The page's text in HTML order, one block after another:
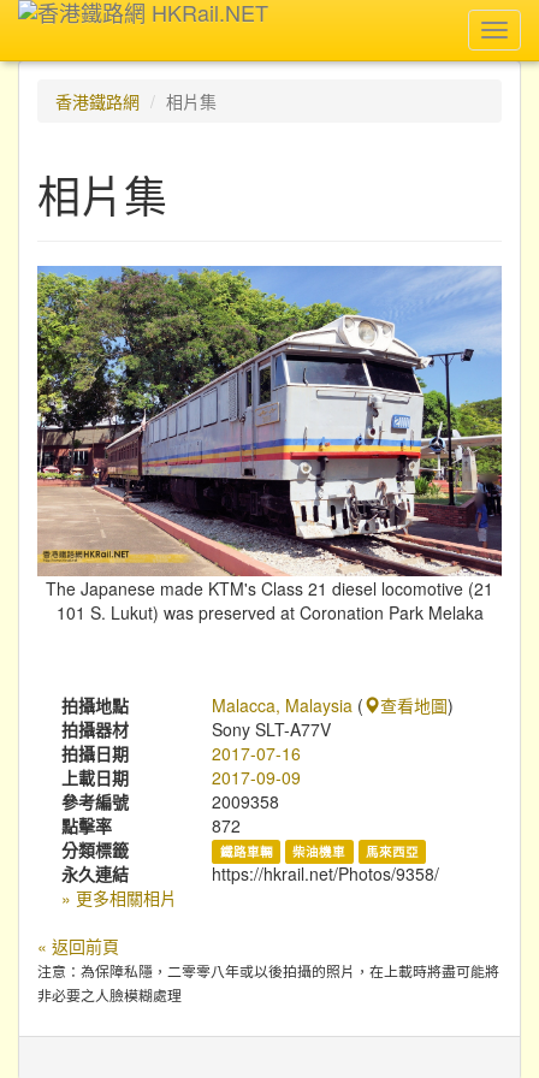
香港鐵路網
相片集
相片集
The Japanese made KTM's Class 21 diesel locomotive (21
101 S. Lukut) was preserved at Coronation Park Melaka
拍攝地點 Malacca, Malaysia ( 查看地圖)
拍攝器材
Sony SLT-A77V
拍攝日期
2017-07-16
上載日期
2017-09-09
參考編號
2009358
點擊率
872
分類標籤
鐵路車輛 柴油機車 馬來西亞
永久連結
https://hkrail.net/Photos/9358/
» 更多相關相片
« 返回前頁
注意：為保障私隱，二零零八年或以後拍攝的照片，在上載時將盡可能將
非必要之人臉模糊處理